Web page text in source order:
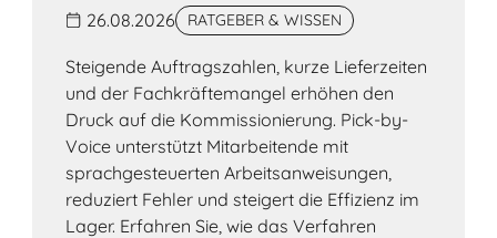
26.08.2026 RATGEBER & WISSEN
Steigende Auftragszahlen, kurze Lieferzeiten
und der Fachkräftemangel erhöhen den
Druck auf die Kommissionierung. Pick-by-
Voice unterstützt Mitarbeitende mit
sprachgesteuerten Arbeitsanweisungen,
reduziert Fehler und steigert die Effizienz im
Lager. Erfahren Sie, wie das Verfahren